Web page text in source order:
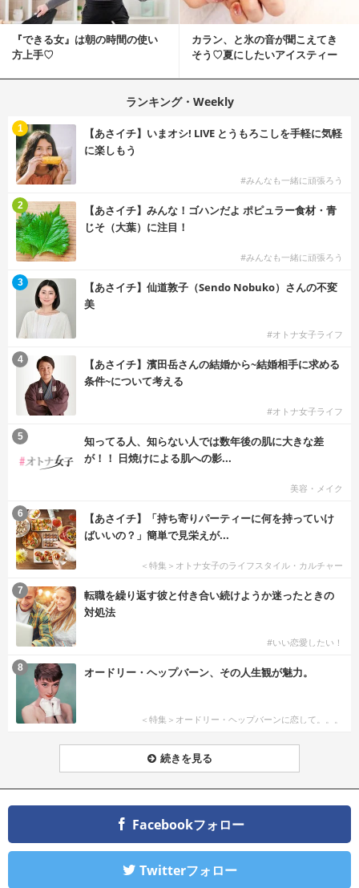
『できる女』は朝の時間の使い
方上手♡
カラン、と氷の音が聞こえてき
そう♡夏にしたいアイスティー
ランキング・Weekly
【あさイチ】いまオシ! LIVE とうもろこしを手軽に気軽
に楽しもう
#みんなも一緒に頑張ろう
1
【あさイチ】みんな！ゴハンだよ ポピュラー食材・青
じそ（大葉）に注目！
#みんなも一緒に頑張ろう
2
【あさイチ】仙道敦子（Sendo Nobuko）さんの不変
美
#オトナ女子ライフ
3
【あさイチ】濱田岳さんの結婚から~結婚相手に求める
条件~について考える
#オトナ女子ライフ
4
知ってる人、知らない人では数年後の肌に大きな差
が！！ 日焼けによる肌への影...
美容・メイク
5
【あさイチ】「持ち寄りパーティーに何を持っていけ
ばいいの？」簡単で見栄えが...
＜特集＞オトナ女子のライフスタイル・カルチャー
6
転職を繰り返す彼と付き合い続けようか迷ったときの
対処法
#いい恋愛したい！
7
オードリー・ヘップバーン、その人生観が魅力。
＜特集＞オードリー・ヘップバーンに恋して。。。
8
続きを見る
Facebookフォロー
Twitterフォロー